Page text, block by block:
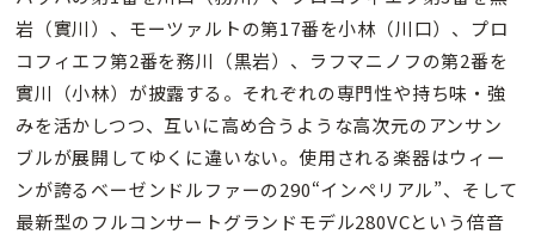
岩（實川）、モーツァルトの第17番を小林（川口）、プロ
コフィエフ第2番を務川（黒岩）、ラフマニノフの第2番を
實川（小林）が披露する。それぞれの専門性や持ち味・強
みを活かしつつ、互いに高め合うような高次元のアンサン
ブルが展開してゆくに違いない。使用される楽器はウィー
ンが誇るベーゼンドルファーの290“インペリアル”、そして
最新型のフルコンサートグランドモデル280VCという倍音